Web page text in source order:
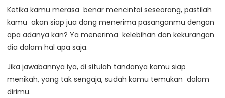
Ketika kamu merasa benar mencintai seseorang, pastilah
kamu akan siap jua dong menerima pasanganmu dengan
apa adanya kan? Ya menerima kelebihan dan kekurangan
dia dalam hal apa saja.
Jika jawabannya iya, di situlah tandanya kamu siap
menikah, yang tak sengaja, sudah kamu temukan dalam
dirimu.